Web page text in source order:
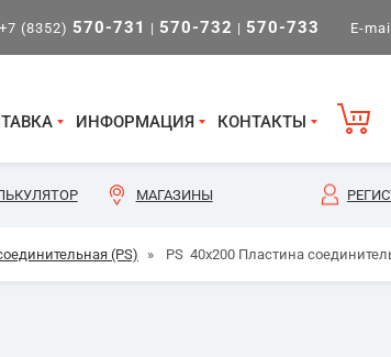
+7 (8352) 570-731 | 570-732 | 570-733 E-
ИНФОРМАЦИЯ КОНТАКТЫ
МАГАЗИНЫ
(PS) » PS 40х200 Пластина